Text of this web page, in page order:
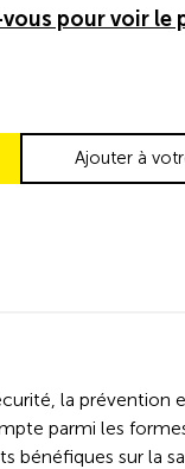
pour voir le
Ajouter à
la prévention
parmi les
bénéfiques sur la